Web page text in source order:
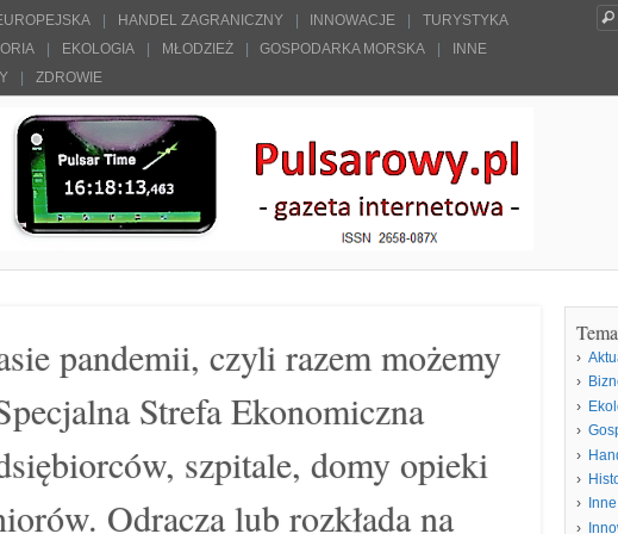
HANDEL ZAGRANICZNY INNOWACJE
TURYSTYKA
EKOLOGIA MŁODZIEŻ GOSPODARKA MORSKA
INNE
ZDROWIE
pandemii, czyli razem możemy
Strefa Ekonomiczna
szpitale, domy opieki
Odracza lub rozkłada na
Inne